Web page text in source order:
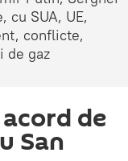
cu SUA, UE,
conflicte,
de gaz
de
San